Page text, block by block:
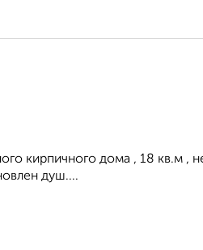
кирпичного дома , 18 кв.м ,
душ....